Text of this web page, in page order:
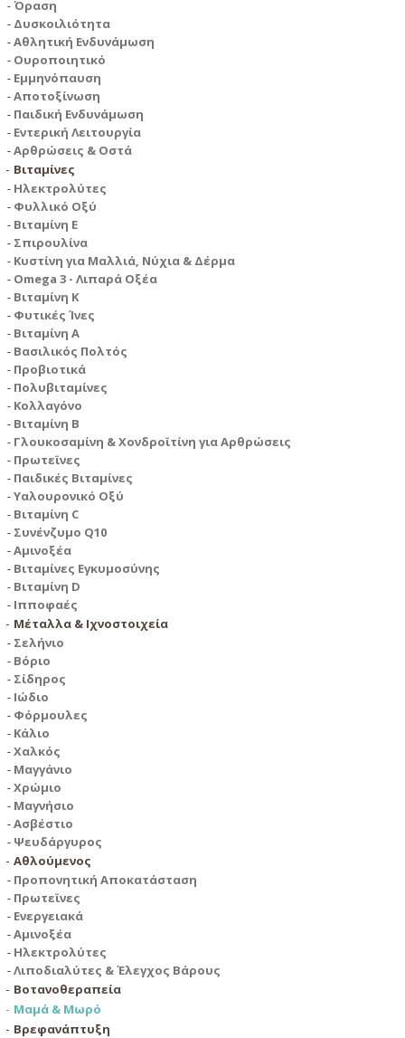
Όραση
Δυσκοιλιότητα
Αθλητική Ενδυνάμωση
Ουροποιητικό
Εμμηνόπαυση
Αποτοξίνωση
Παιδική Ενδυνάμωση
Εντερική Λειτουργία
Αρθρώσεις & Οστά
Βιταμίνες
Ηλεκτρολύτες
Φυλλικό Οξύ
Βιταμίνη Ε
Σπιρουλίνα
Κυστίνη για Μαλλιά, Νύχια & Δέρμα
Omega 3 - Λιπαρά Οξέα
Βιταμίνη Κ
Φυτικές Ίνες
Βιταμίνη Α
Βασιλικός Πολτός
Προβιοτικά
Πολυβιταμίνες
Κολλαγόνο
Βιταμίνη Β
Γλουκοσαμίνη & Χονδροϊτίνη για Αρθρώσεις
Πρωτεϊνες
Παιδικές Βιταμίνες
Υαλουρονικό Οξύ
Βιταμίνη C
Συνένζυμο Q10
Αμινοξέα
Βιταμίνες Εγκυμοσύνης
Βιταμίνη D
Ιπποφαές
Μέταλλα & Ιχνοστοιχεία
Σελήνιο
Βόριο
Σίδηρος
Ιώδιο
Φόρμουλες
Κάλιο
Χαλκός
Μαγγάνιο
Χρώμιο
Μαγνήσιο
Ασβέστιο
Ψευδάργυρος
Αθλούμενος
Προπονητική Αποκατάσταση
Πρωτεϊνες
Ενεργειακά
Αμινοξέα
Ηλεκτρολύτες
Λιποδιαλύτες & Έλεγχος Βάρους
Βοτανοθεραπεία
Μαμά & Μωρό
Βρεφανάπτυξη